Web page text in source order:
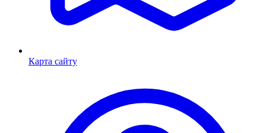
Карта сайту